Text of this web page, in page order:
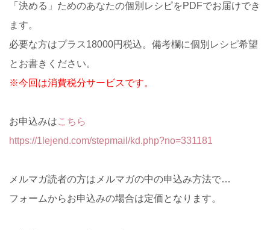
「決める」ためのあなたの個別レシピをPDFでお届けでき
ます。
必要な方はプラス18000円税込。備考欄に個別レシピ希望
とお書きください。
※今回は消費税分サービスです。
お申込みはこちら
https://1lejend.com/stepmail/kd.php?no=331181
メルマガ読者の方はメルマガの中の申込み方法で…
フォームからお申込みの場合は定価となります。